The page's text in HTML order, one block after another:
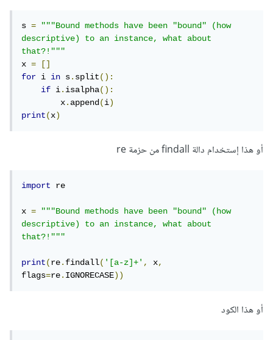
s =
"""Bound methods have been "bound" (how
descriptive) to an instance, what about
that?!"""
x =
[]
for i in s.split():
if i.isalpha():
        x
.append(i)
print(x)
أو هذا إستخدام دالة findall من حزمة re
import re
x =
"""Bound methods have been "bound" (how
descriptive) to an instance, what about
that?!"""
print(re.findall('[a-z]+', x,
flags=re.IGNORECASE))
أو هذا الكود